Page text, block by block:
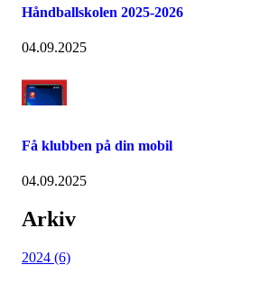
Håndballskolen 2025-2026
04.09.2025
Få klubben på din mobil
04.09.2025
Arkiv
2024 (6)